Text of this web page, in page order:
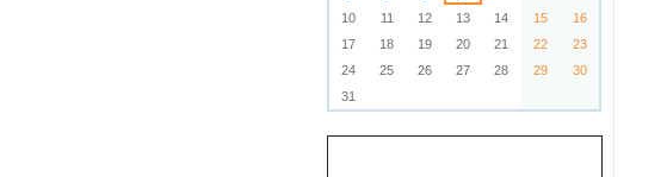
10
11 12 13 14 15
16
17
18 19 20 21 22
23
24
25 26 27 28 29
30
31